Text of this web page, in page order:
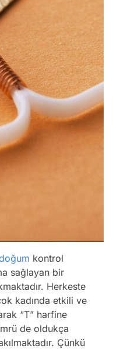
kontrol
sağlayan bir
Herkeste
kadında etkili ve
“T” harfine
de oldukça
Çünkü